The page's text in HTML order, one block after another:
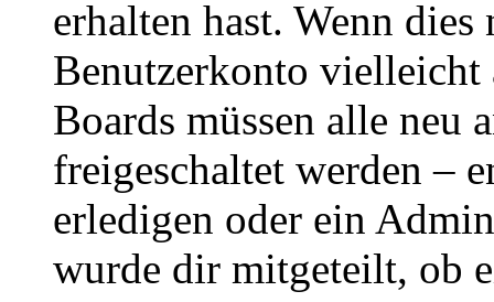
erhalten hast. Wenn
Benutzerkonto
Boards müssen alle neu
freigeschaltet werden –
erledigen oder ein
wurde dir mitgeteilt, ob